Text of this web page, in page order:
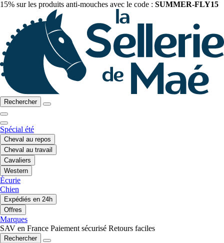
15% sur les produits anti-mouches avec le code : SUMMER-FLY15
Rechercher
Spécial été
Cheval au repos
Cheval au travail
Cavaliers
Western
Écurie
Chien
Expédiés en 24h
Offres
Marques
SAV en France Paiement sécurisé Retours faciles
Rechercher